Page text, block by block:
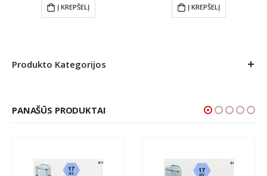
Į KREPŠELĮ Į KREPŠELĮ
Produkto Kategorijos
PANAŠŪS PRODUKTAI